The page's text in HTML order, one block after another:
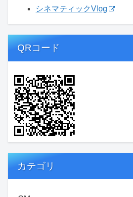
シネマティックVlog
QRコード
カテゴリ